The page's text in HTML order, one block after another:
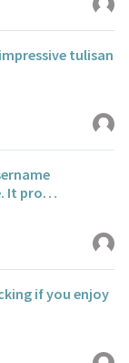
tulisan
It pro…
if you enjoy